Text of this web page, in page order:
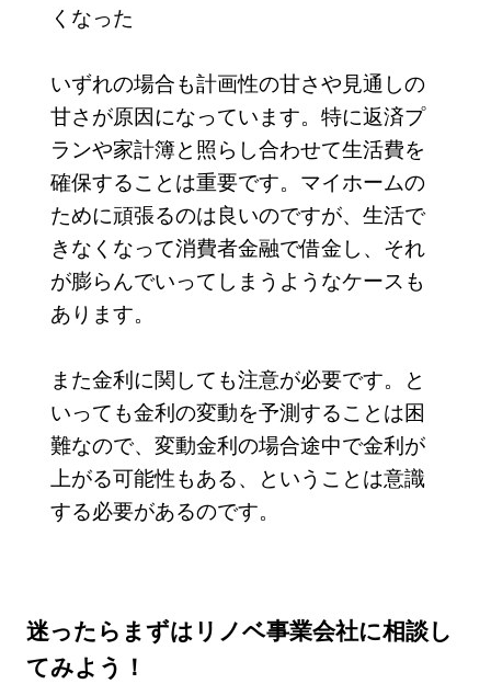
くなった
いずれの場合も計画性の甘さや見通しの
甘さが原因になっています。特に返済プ
ランや家計簿と照らし合わせて生活費を
確保することは重要です。マイホームの
ために頑張るのは良いのですが、生活で
きなくなって消費者金融で借金し、それ
が膨らんでいってしまうようなケースも
あります。
また金利に関しても注意が必要です。と
いっても金利の変動を予測することは困
難なので、変動金利の場合途中で金利が
上がる可能性もある、ということは意識
する必要があるのです。
迷ったらまずはリノベ事業会社に相談し
てみよう！